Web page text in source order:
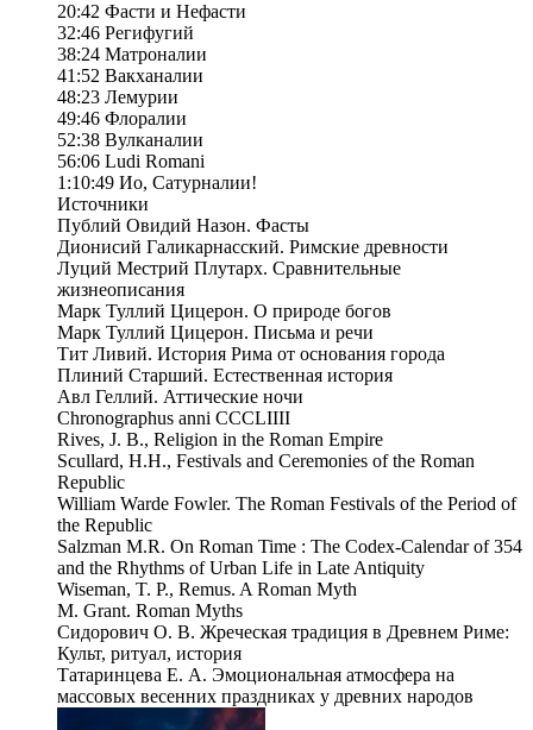
20:42 Фасти и Нефасти
32:46 Регифугий
38:24 Матроналии
41:52 Вакханалии
48:23 Лемурии
49:46 Флоралии
52:38 Вулканалии
56:06 Ludi Romani
1:10:49 Ио, Сатурналии!
Источники
Публий Овидий Назон. Фасты
Дионисий Галикарнасский. Римские древности
Луций Местрий Плутарх. Сравнительные
жизнеописания
Марк Туллий Цицерон. О природе богов
Марк Туллий Цицерон. Письма и речи
Тит Ливий. История Рима от основания города
Плиний Старший. Естественная история
Авл Геллий. Аттические ночи
Chronographus anni CCCLIIII
Rives, J. B., Religion in the Roman Empire
Scullard, H.H., Festivals and Ceremonies of the Roman
Republic
William Warde Fowler. The Roman Festivals of the Period of
the Republic
Salzman M.R. On Roman Time : The Codex-Calendar of 354
and the Rhythms of Urban Life in Late Antiquity
Wiseman, T. P., Remus. A Roman Myth
M. Grant. Roman Myths
Сидорович О. В. Жреческая традиция в Древнем Риме:
Культ, ритуал, история
Татаринцева Е. А. Эмоциональная атмосфера на
массовых весенних праздниках у древних народов